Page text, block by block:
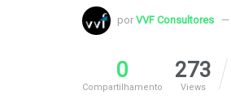
por VVF Consultores
0
Compartilhamento
273
Views